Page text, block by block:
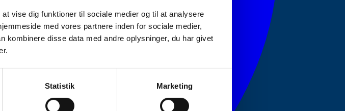
vise dig funktioner til sociale medier og til at analysere
med vores partnere inden for sociale medier,
kombinere disse data med andre oplysninger, du har givet
Statistik Marketing